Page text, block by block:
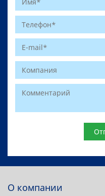
О компании